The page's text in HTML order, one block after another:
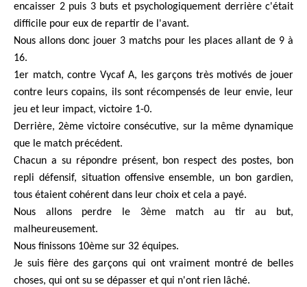
encaisser 2 puis 3 buts et psychologiquement derrière c'était
difficile pour eux de repartir de l'avant.
Nous allons donc jouer 3 matchs pour les places allant de 9 à
16.
1er match, contre Vycaf A, les garçons très motivés de jouer
contre leurs copains, ils sont récompensés de leur envie, leur
jeu et leur impact, victoire 1-0.
Derrière, 2ème victoire consécutive, sur la même dynamique
que le match précédent.
Chacun a su répondre présent, bon respect des postes, bon
repli défensif, situation offensive ensemble, un bon gardien,
tous étaient cohérent dans leur choix et cela a payé.
Nous allons perdre le 3ème match au tir au but,
malheureusement.
Nous finissons 10ème sur 32 équipes.
Je suis fière des garçons qui ont vraiment montré de belles
choses, qui ont su se dépasser et qui n'ont rien lâché.